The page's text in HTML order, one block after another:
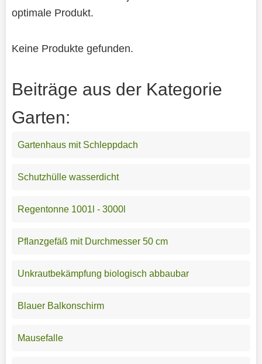
optimale Produkt.
Keine Produkte gefunden.
Beiträge aus der Kategorie
Garten:
Gartenhaus mit Schleppdach
Schutzhülle wasserdicht
Regentonne 1001l - 3000l
Pflanzgefäß mit Durchmesser 50 cm
Unkrautbekämpfung biologisch abbaubar
Blauer Balkonschirm
Mausefalle